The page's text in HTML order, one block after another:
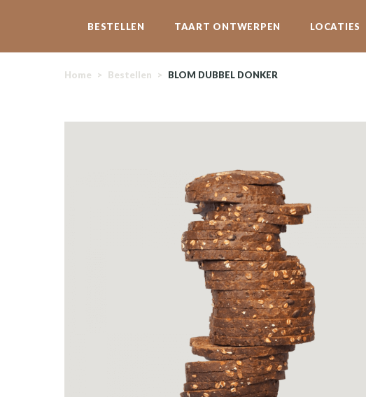
BESTELLEN TAART ONTWERPEN LOCATIES
Home > Bestellen > BLOM DUBBEL DONKER